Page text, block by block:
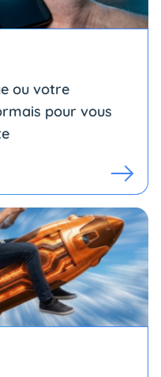
ou votre
pour vous